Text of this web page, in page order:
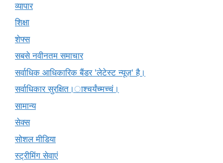
व्यापार
शिक्षा
शेफ्स
सबसे नवीनतम समाचार
सर्वाधिक आधिकारिक बैंडर 'लेटेस्ट न्यूज़' है।
सर्वाधिकार सुरक्षित।ाश्चर्यंच्मच्चं।
सामान्य
सेक्स
सोशल मीडिया
स्ट्रीमिंग सेवाएं